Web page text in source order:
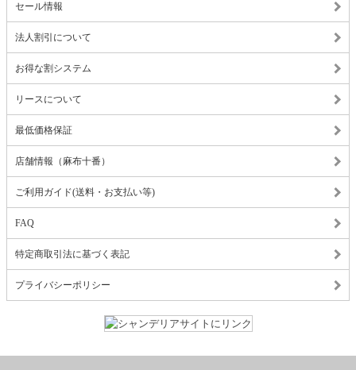
セール情報
法人割引について
お得な割システム
リースについて
最低価格保証
店舗情報（麻布十番）
ご利用ガイド(送料・お支払い等)
FAQ
特定商取引法に基づく表記
プライバシーポリシー